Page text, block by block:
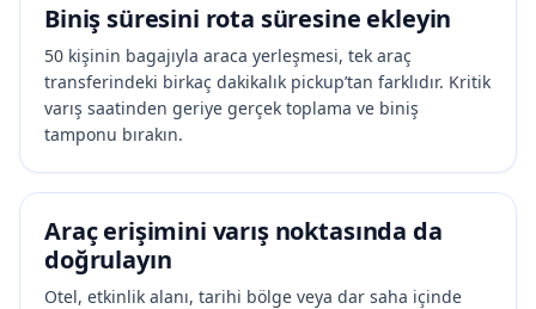
Biniş süresini rota süresine ekleyin
50 kişinin bagajıyla araca yerleşmesi, tek araç
transferindeki birkaç dakikalık pickup’tan farklıdır. Kritik
varış saatinden geriye gerçek toplama ve biniş
tamponu bırakın.
Araç erişimini varış noktasında da
doğrulayın
Otel, etkinlik alanı, tarihi bölge veya dar saha içinde